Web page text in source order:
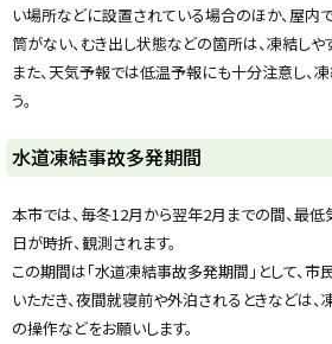
t
y
い場所などに設置されている場合のほか、屋内
筒がない、むき出し状態などの箇所は、凍結しや
また、天気予報では低温予報にも十分注意し、
う。
水道凍結事故多発期間
本市では、毎冬12月から翌年2月までの間、最
日が時折、観測されます。
この期間は「水道凍結事故多発期間」として、
いただき、夜間就寝前や外泊されるときなどは
の操作などをお願いします。